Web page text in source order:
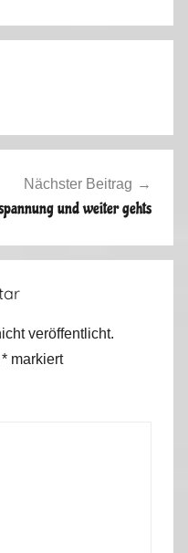
Nächster Beitrag
und weiter gehts
veröffentlicht.
* markiert